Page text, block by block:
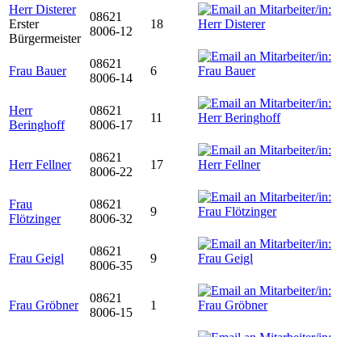
Herr Disterer
Erster
Bürgermeister
08621
8006-12
18
Frau Bauer
08621
8006-14
6
Herr
Beringhoff
08621
8006-17
11
Herr Fellner
08621
8006-22
17
Frau
Flötzinger
08621
8006-32
9
Frau Geigl
08621
8006-35
9
Frau Gröbner
08621
8006-15
1